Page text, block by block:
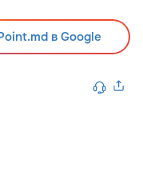
в Google